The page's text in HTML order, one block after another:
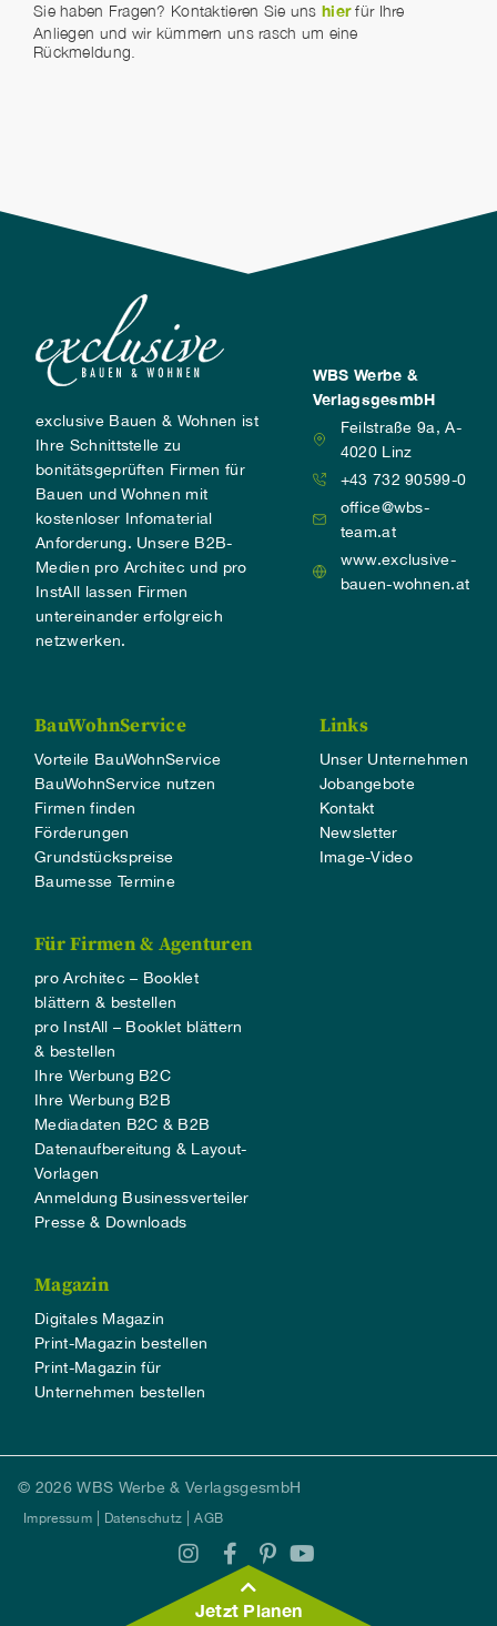
. Damit wird Holz
mit dem Ende seines Lebenszyklus nicht mehr
thermisch verwertet, sondern wird
Sie haben Fragen? Kontaktieren Sie uns hierfür Ihre
Anliegen und wir kümmern uns rasch um eine
Rückmeldung.
Jetzt Planen
exclusive Bauen & Wohnen ist
Ihre Schnittstelle zu
bonitätsgeprüften Firmen für
Bauen und Wohnen mit
kostenloser Infomaterial
Anforderung. Unsere B2B-
Medien pro Architec und pro
InstAll lassen Firmen
untereinander erfolgreich
netzwerken.
WBS Werbe &
VerlagsgesmbH
Feilstraße 9a, A-
4020 Linz
+43 732 90599-0
office@wbs-
team.at
www.exclusive-
bauen-wohnen.at
BauWohnService
Vorteile BauWohnService
BauWohnService nutzen
Firmen finden
Förderungen
Grundstückspreise
Baumesse Termine
Links
Unser Unternehmen
Jobangebote
Kontakt
Newsletter
Image-Video
Für Firmen & Agenturen
pro Architec – Booklet
blättern & bestellen
pro InstAll – Booklet blättern
& bestellen
Ihre Werbung B2C
Ihre Werbung B2B
Mediadaten B2C & B2B
Datenaufbereitung & Layout-
Vorlagen
Anmeldung Businessverteiler
Presse & Downloads
Magazin
Digitales Magazin
Print-Magazin bestellen
Print-Magazin für
Unternehmen bestellen
© 2026 WBS Werbe & VerlagsgesmbH
Impressum Datenschutz AGB